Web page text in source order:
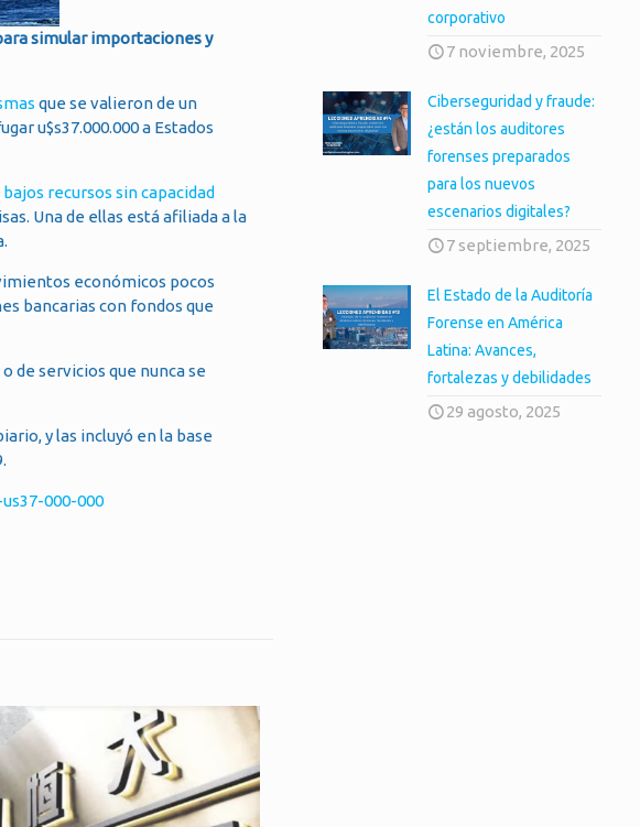
simular importaciones y
que se valieron de un
u$s37.000.000 a Estados
recursos sin capacidad
Una de ellas está afiliada a la
económicos pocos
bancarias con fondos que
de servicios que nunca se
y las incluyó en la base
000-000
corporativo
7 noviembre, 2025
Ciberseguridad y fraude:
¿están los auditores
forenses preparados
para los nuevos
escenarios digitales?
7 septiembre, 2025
El Estado de la Auditoría
Forense en América
Latina: Avances,
fortalezas y debilidades
29 agosto, 2025